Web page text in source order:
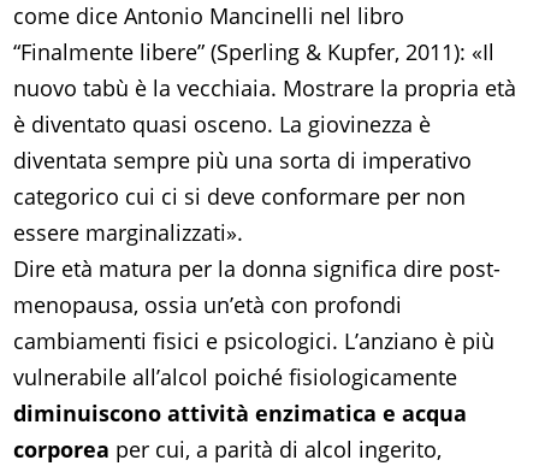
come dice Antonio Mancinelli nel libro
“Finalmente libere” (Sperling & Kupfer, 2011): «Il
nuovo tabù è la vecchiaia. Mostrare la propria età
è diventato quasi osceno. La giovinezza è
diventata sempre più una sorta di imperativo
categorico cui ci si deve conformare per non
essere marginalizzati».
Dire età matura per la donna significa dire post-
menopausa, ossia un’età con profondi
cambiamenti fisici e psicologici. L’anziano è più
vulnerabile all’alcol poiché fisiologicamente
diminuiscono attività enzimatica e acqua
corporea per cui, a parità di alcol ingerito,